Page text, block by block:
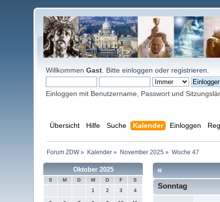
WillkommenGast . Bitteeinloggen oder registrieren
Einloggen mit Benutzername, Passwort und
Übersicht Hilfe Suche Kalender Einloggen
Forum ZDW» Kalender» November 2025 » Woche 47
Oktober 2025
S M D M D F
S
1
2 3 4
«
Sonntag